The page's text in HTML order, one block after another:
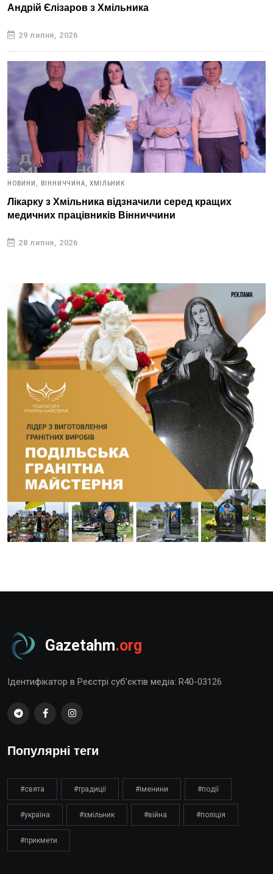
Андрій Єлізаров з Хмільника
29 липня, 2026
НОВИНИ, ВІННИЧЧИНА, ХМІЛЬНИК
Лікарку з Хмільника відзначили серед кращих
медичних працівників Вінниччини
28 липня, 2026
Gazetahm.org
Ідентифікатор в Реєстрі суб’єктів медіа: R40-03126
Популярні теги
#свята #традиції #іменини #події
#україна #хмільник #війна #поліція
#прикмети